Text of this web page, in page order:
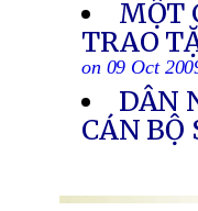
MỘT
TRAO
on 09 Oct
DÂN
CÁN BỘ